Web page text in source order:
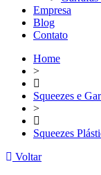
Empresa
Blog
Contato
Home
>
Squeezes e
>
Squeezes
Voltar